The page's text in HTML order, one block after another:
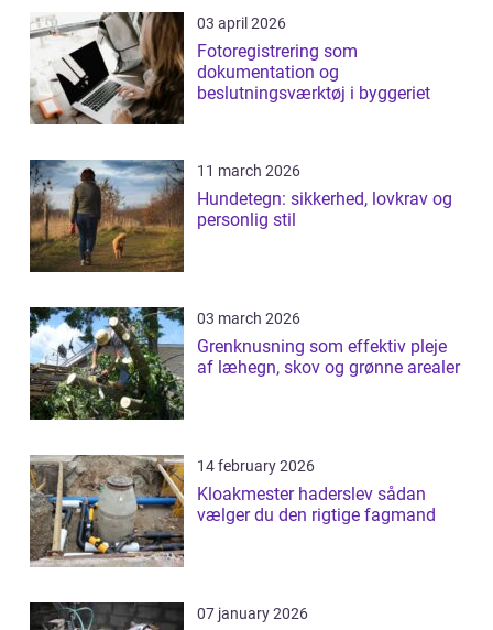
03 april 2026
Fotoregistrering som
dokumentation og
beslutningsværktøj i byggeriet
11 march 2026
Hundetegn: sikkerhed, lovkrav og
personlig stil
03 march 2026
Grenknusning som effektiv pleje
af læhegn, skov og grønne arealer
14 february 2026
Kloakmester haderslev sådan
vælger du den rigtige fagmand
07 january 2026